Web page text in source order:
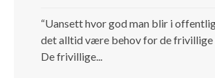
“Uansett hvor god man blir i
det alltid være behov for de frivillige
De frivillige...